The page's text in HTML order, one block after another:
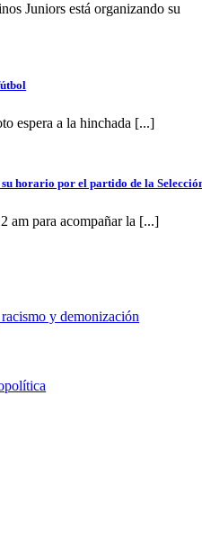
Juniors está organizando su
espera a la hinchada [...]
horario por el partido de la
am para acompañar la [...]
y demonización